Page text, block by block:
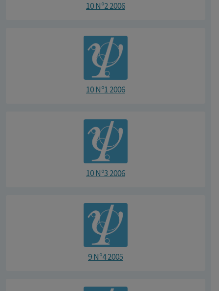
10 Nº2 2006
10 Nº1 2006
10 Nº3 2006
9 Nº4 2005